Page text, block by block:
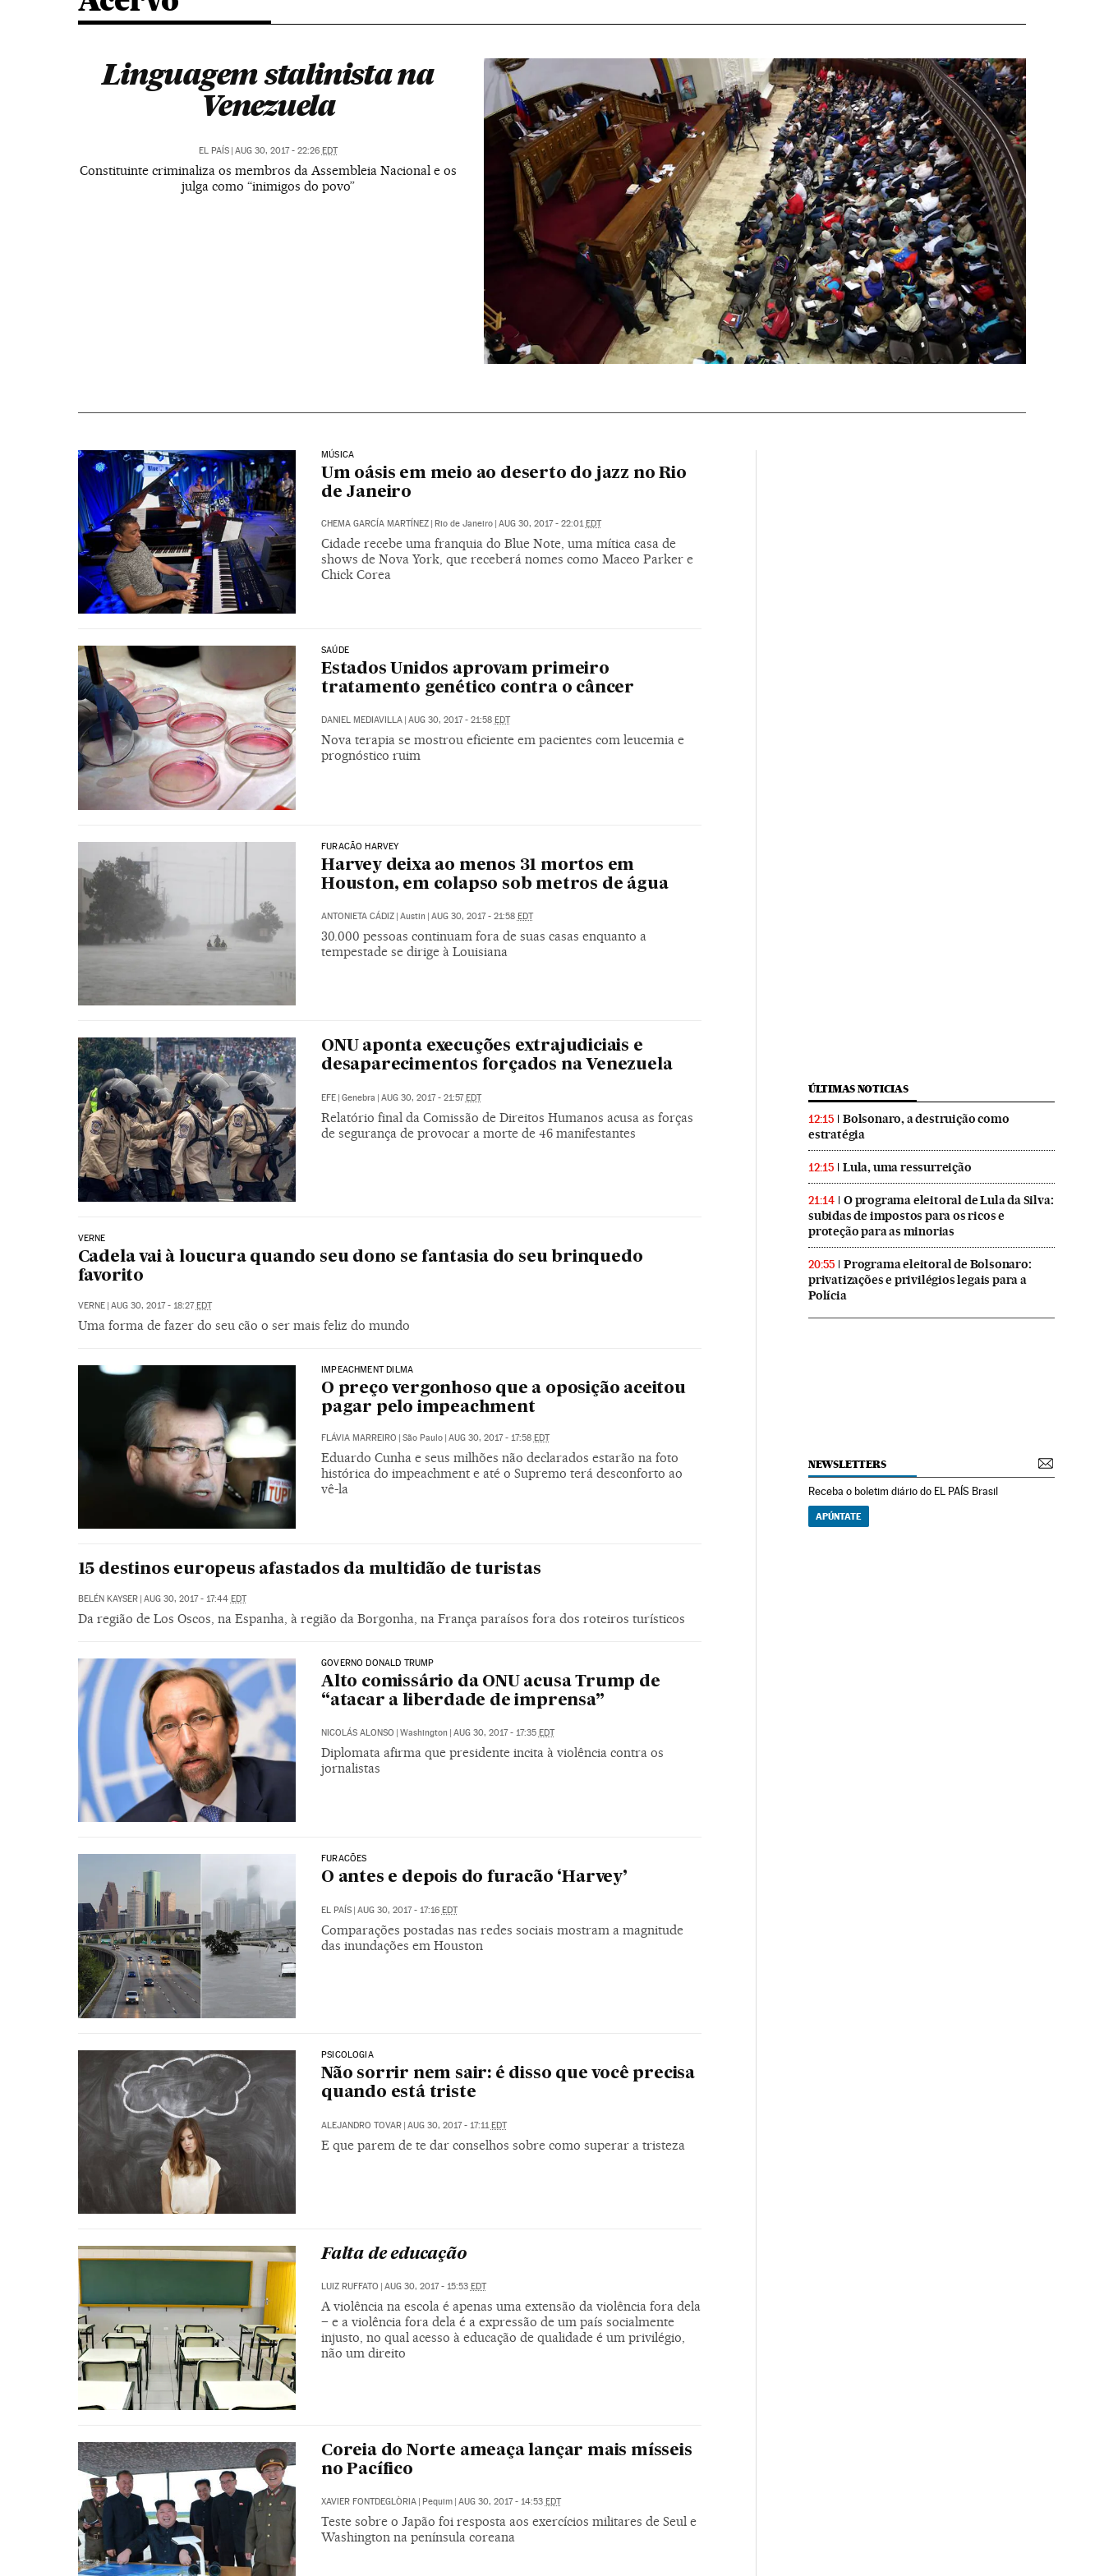
Linguagem stalinista na
Venezuela
EL PAÍS | AUG 30, 2017 - 22:26 EDT
Constituinte criminaliza os membros da Assembleia Nacional e os
julga como “inimigos do povo”
MÚSICA
Um oásis em meio ao deserto do jazz no Rio
de Janeiro
CHEMA GARCÍA MARTÍNEZ | Rio de Janeiro | AUG 30, 2017 - 22:01EDT
Cidade recebe uma franquia do Blue Note, uma mítica casa de
shows de Nova York, que receberá nomes como Maceo Parker e
Chick Corea
SAÚDE
Estados Unidos aprovam primeiro
tratamento genético contra o câncer
DANIEL MEDIAVILLA AUG 30, 2017 - 21:58 EDT
Nova terapia se mostrou eficiente em pacientes com leucemia e
prognóstico ruim
FURACÃO HARVEY
Harvey deixa ao menos 31 mortos em
Houston, em colapso sob metros de água
ANTONIETA CÁDIZ | Austin | AUG 30, 2017 - 21:58 EDT
30.000 pessoas continuam fora de suas casas enquanto a
tempestade se dirige à Louisiana
ONU aponta execuções extrajudiciais e
desaparecimentos forçados na Venezuela
EFE | Genebra | AUG 30, 2017 - 21:57EDT
Relatório final da Comissão de Direitos Humanos acusa as forças
de segurança de provocar a morte de 46 manifestantes
VERNE
Cadela vai à loucura quando seu dono se fantasia do seu brinquedo
favorito
VERNE | AUG 30, 2017 - 18:27EDT
Uma forma de fazer do seu cão o ser mais feliz do mundo
IMPEACHMENT DILMA
O preço vergonhoso que a oposição aceitou
pagar pelo impeachment
FLÁVIA MARREIRO São Paulo AUG 30, 2017 - 17:58 EDT
Eduardo Cunha e seus milhões não declarados estarão na foto
histórica do impeachment e até o Supremo terá desconforto ao
vê-la
15 destinos europeus afastados da multidão de turistas
BELÉN KAYSER | AUG 30, 2017 - 17:44 EDT
Da região de Los Oscos, na Espanha, à região da Borgonha, na França paraísos fora dos roteiros turísticos
GOVERNO DONALD TRUMP
Alto comissário da ONU acusa Trump de
“atacar a liberdade de imprensa”
NICOLÁS ALONSO | Washington | AUG 30, 2017 - 17:35 EDT
Diplomata afirma que presidente incita à violência contra os
jornalistas
FURACÕES
O antes e depois do furacão ‘Harvey’
EL PAÍS AUG 30, 2017 - 17:16 EDT
Comparações postadas nas redes sociais mostram a magnitude
das inundações em Houston
PSICOLOGIA
Não sorrir nem sair: é disso que você precisa
quando está triste
ALEJANDRO TOVAR | AUG 30, 2017 - 17:11 EDT
E que parem de te dar conselhos sobre como superar a tristeza
Falta de educação
LUIZ RUFFATO AUG 30, 2017 - 15:53 EDT
A violência na escola é apenas uma extensão da violência fora dela
– e a violência fora dela é a expressão de um país socialmente
injusto, no qual acesso à educação de qualidade é um privilégio,
não um direito
Coreia do Norte ameaça lançar mais mísseis
no Pacífico
XAVIER FONTDEGLÒRIA Pequim AUG 30, 2017 - 14:53 EDT
Teste sobre o Japão foi resposta aos exercícios militares de Seul e
Washington na península coreana
ÚLTIMAS NOTICIAS
12:15
Bolsonaro, a destruição como
estratégia
12:15 Lula, uma ressurreição
21:14
O programa eleitoral de Lula da Silva:
subidas de impostos para os ricos e
proteção para as minorias
20:55
Programa eleitoral de Bolsonaro:
privatizações e privilégios legais para a
Polícia
NEWSLETTERS
Receba o boletim diário do EL PAÍS Brasil
APÚNTATE